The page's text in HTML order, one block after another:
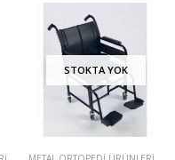
STOKTA YOK